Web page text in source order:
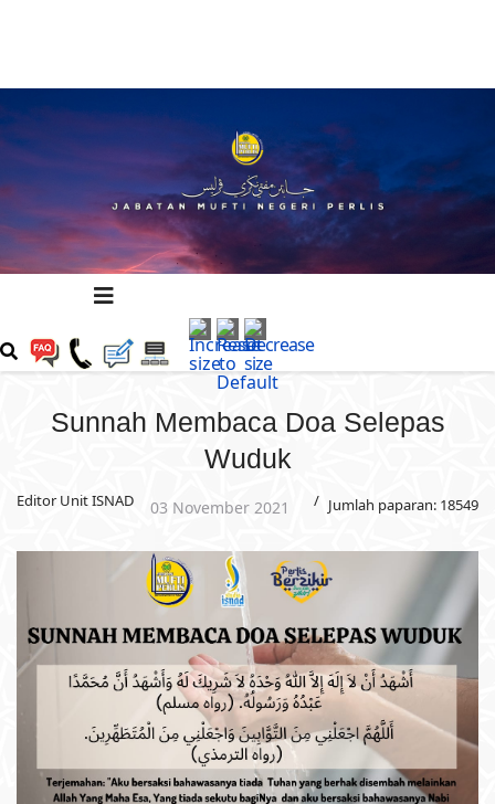
Sunnah Membaca Doa Selepas
Wuduk
Editor Unit ISNAD 03 November 2021 Jumlah paparan: 18549